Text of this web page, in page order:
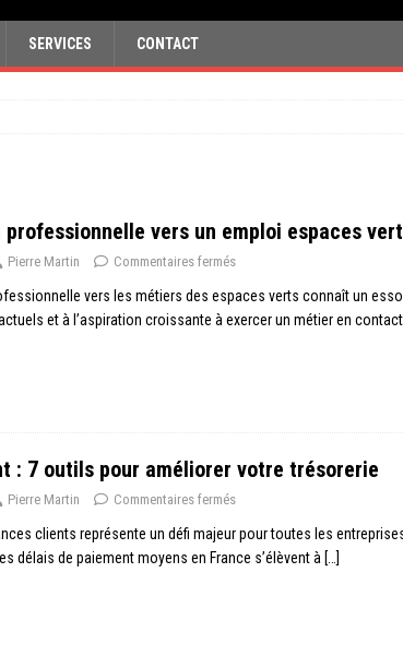
SERVICES CONTACT
professionnelle vers un emploi espaces
Pierre Martin Commentaires fermés
vers les métiers des espaces verts connaît un
et à l’aspiration croissante à exercer un métier en
: 7 outils pour améliorer votre trésorerie
Pierre Martin Commentaires fermés
clients représente un défi majeur pour toutes les
délais de paiement moyens en France s’élèvent à […]